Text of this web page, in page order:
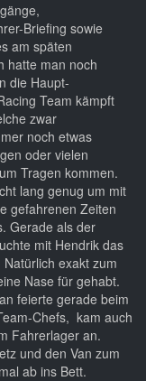
Briefing sowie
am späten
hatte man noch
die Haupt-
Team kämpft
zwar
noch etwas
oder vielen
Tragen kommen.
lang genug um mit
gefahrenen Zeiten
Gerade als der
mit Hendrik das
exakt zum
Nase für gehabt.
feierte gerade beim
Chefs, kam auch
Fahrerlager an.
und den Van zum
ab ins Bett.